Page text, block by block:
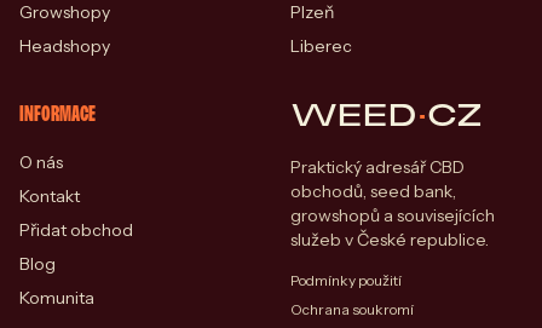
Growshopy
Headshopy
Plzeň
Liberec
INFORMACE
O nás
Kontakt
Přidat obchod
Blog
Komunita
WEED·CZ
Praktický adresář CBD
obchodů, seed bank,
growshopů a souvisejících
služeb v České republice.
Podmínky použití
Ochrana soukromí